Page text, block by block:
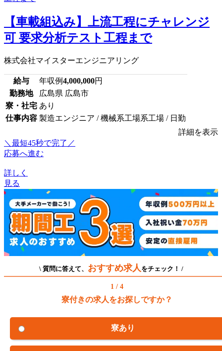
【車載組込み】上流工程にチャレンジ
可 要求分析テスト工程まで
株式会社マイスターエンジニアリング
給与 年収例4,000,000円
勤務地
広島県 広島市
寮・社宅 あり
仕事内容 製造エンジニア / 機械系工場系工場 / 日勤
詳細を表示
＼最短45秒で完了／
応募へ進む
詳しく
見る
\ 質問に答えて、 おすすめ求人 をチェック！ /
1 / 4
寮付きの求人をお探しですか？
寮あり